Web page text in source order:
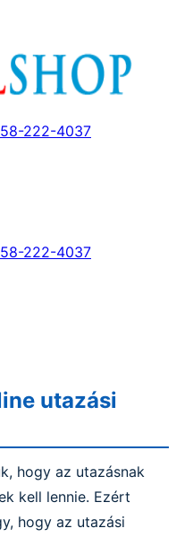
222-4037
222-4037
utazási
hogy az utazásnak
kell lennie. Ezért
hogy az utazási